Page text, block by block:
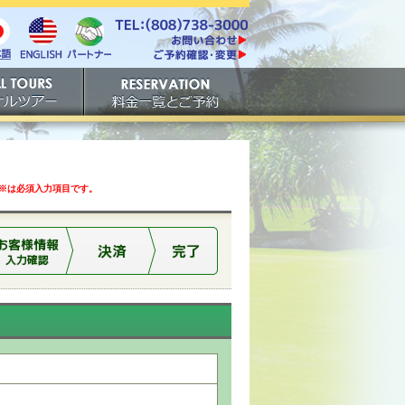
English パート
電話番号は808-738-
3000。ファックスは808-
738-3001。
https://www.tachibana.com/contact/
ご予約確認・変更
ご予約
必須入力項目です。